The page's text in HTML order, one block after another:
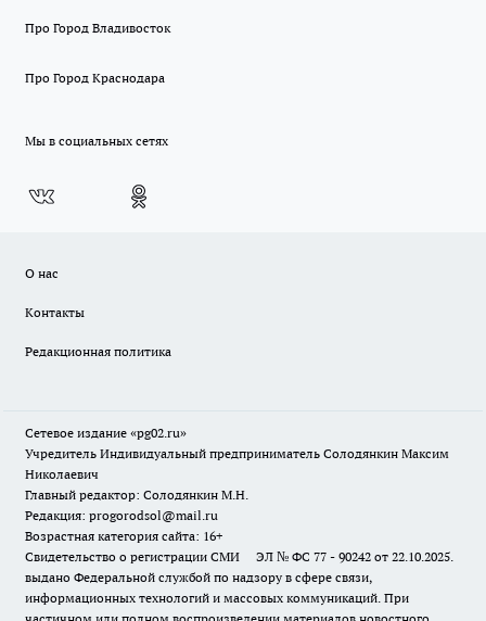
Про Город Владивосток
Про Город Краснодара
Мы в социальных сетях
О нас
Контакты
Редакционная политика
Сетевое издание «pg02.ru»
Учредитель Индивидуальный предприниматель Солодянкин Максим
Николаевич
Главный редактор: Солодянкин М.Н.
Редакция: progorodsol@mail.ru
Возрастная категория сайта: 16+
Свидетельство о регистрации СМИ ЭЛ № ФС 77 - 90242 от 22.10.2025.
выдано Федеральной службой по надзору в сфере связи,
информационных технологий и массовых коммуникаций. При